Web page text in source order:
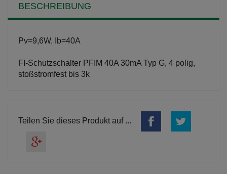
BESCHREIBUNG
Pv=9,6W, Ib=40A
FI-Schutzschalter PFIM 40A 30mA Typ G, 4 polig,
stoßstromfest bis 3k
Teilen Sie dieses Produkt auf ...